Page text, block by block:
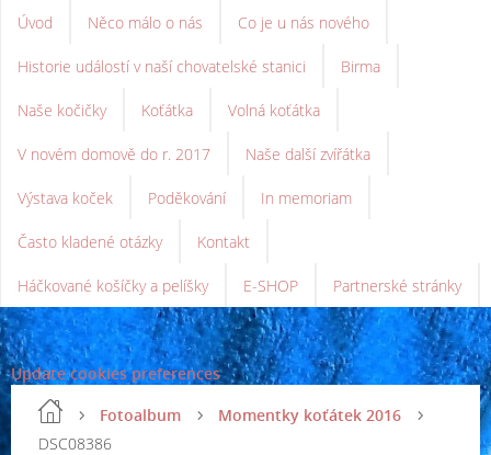
Úvod Něco málo o nás Co je u nás nového
Historie událostí v naší chovatelské stanici Birma
Naše kočičky Koťátka Volná koťátka
V novém domově do r. 2017 Naše další zvířátka
Výstava koček Poděkování In memoriam
Často kladené otázky Kontakt
Háčkované košíčky a pelíšky E-SHOP Partnerské stránky
Update cookies preferences
Fotoalbum
Momentky koťátek 2016
DSC08386